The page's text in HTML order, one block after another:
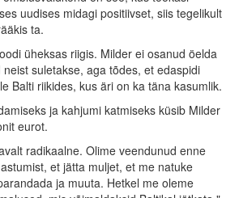
uudises midagi positiivset, siis tegelikult
ta.
üheksas riigis. Milder ei osanud öelda
suletakse, aga tõdes, et edaspidi
Balti riikides, kus äri on ka täna kasumlik.
ja kahjumi katmiseks küsib Milder
eurot.
radikaalne. Olime veendunud enne
et jätta muljet, et me natuke
ja muuta. Hetkel me oleme